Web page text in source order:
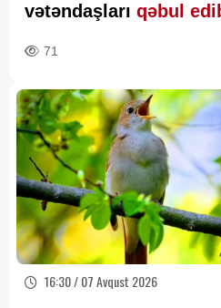
vətəndaşları qəbul
71
16:30 / 07 Avqust 2026